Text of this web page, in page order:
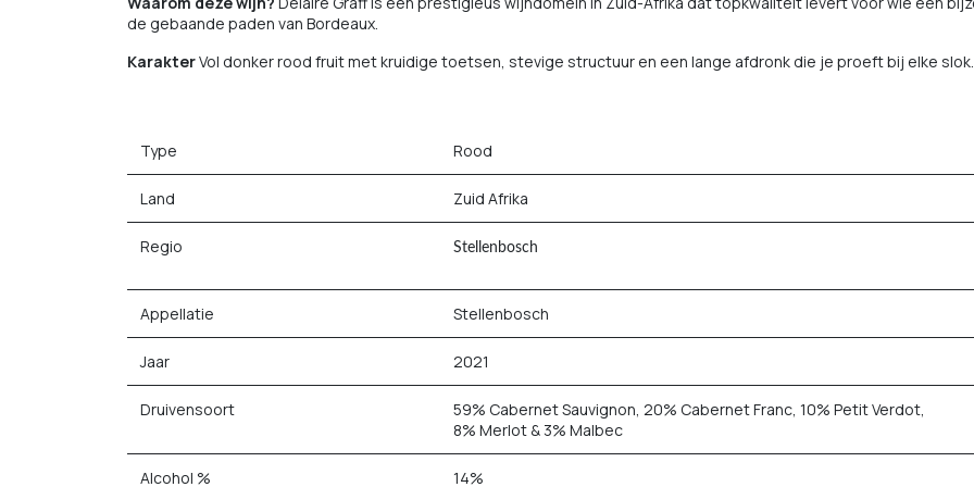
de gebaande paden van Bordeaux.
KarakterVol donker rood fruit met kruidige toetsen, stevige structuur en een lange afdronk die je proeft bij elke slok.
Type Rood
Land Zuid Afrika
Regio Stellenbosch
Appellatie Stellenbosch
Jaar 2021
Druivensoort
59% Cabernet Sauvignon, 20% Cabernet Franc, 10% Petit Verdot,
8% Merlot & 3% Malbec
Alcohol % 14%